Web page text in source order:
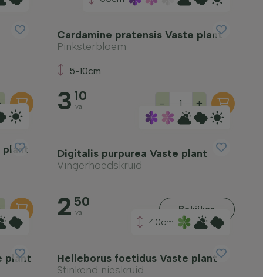
Cardamine pratensis Vaste plant
Pinksterbloem
5-10cm
3 10
va - +
plant
Digitalis purpurea Vaste plant
Vingerhoedskruid
2 50
va Bekijken
plant
40cm
Helleborus foetidus Vaste plant
Stinkend nieskruid